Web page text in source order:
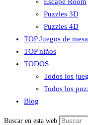
Puzzles 3D
Puzzles 4D
TOP Juegos de mesa
TOP niños
TODOS
Todos los
Todos los
Blog
Buscar en esta web